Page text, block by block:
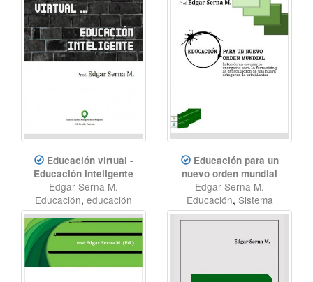
Educación virtual -
Educación inteligente
Edgar Serna M.
Educación, educación
virtual,modelo de
enseñanza
Educación para un
nuevo orden mundial
Edgar Serna M.
Educación, Sistema
educativo,revolución